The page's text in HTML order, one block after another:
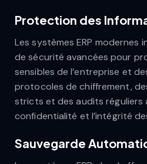
Protection des
Les systèmes ERP modernes
de sécurité avancées pour
sensibles de l’entreprise et
protocoles de chiffrement,
stricts et des audits réguliers
confidentialité et l’intégrité
Sauvegarde